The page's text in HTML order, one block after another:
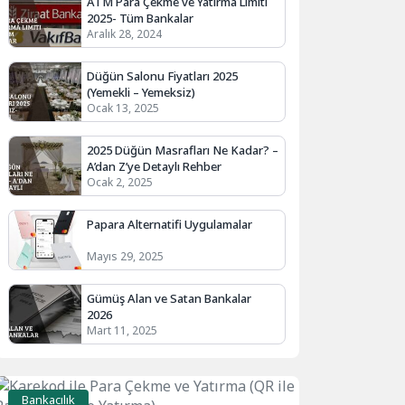
2025- Tüm Bankalar
Aralık 28, 2024
Düğün Salonu Fiyatları 2025
(Yemekli – Yemeksiz)
Ocak 13, 2025
2025 Düğün Masrafları Ne Kadar? –
A’dan Z’ye Detaylı Rehber
Ocak 2, 2025
Papara Alternatifi Uygulamalar
Mayıs 29, 2025
Gümüş Alan ve Satan Bankalar
2026
Mart 11, 2025
Bankacılık